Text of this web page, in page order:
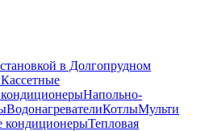
в Долгопрудном
Кассетные
Напольно-
ВодонагревателиКотлыМульти
кондиционерыТепловая